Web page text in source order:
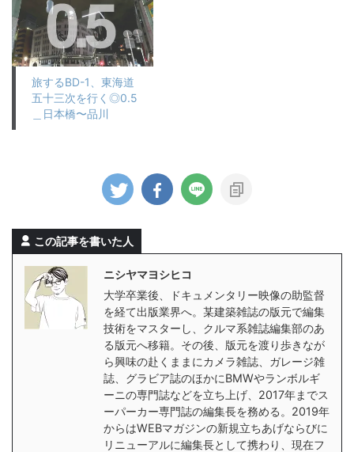
旅するBD-1、東海道
五十三次を行く◎0.5
＿日本橋〜品川
この記事を書いた人
ニシヤマヨシヒコ
大学卒業後、ドキュメンタリー映像の助監督
を経て出版業界へ。某建築雑誌の版元で編集
技術をマスターし、クルマ系雑誌編集部のあ
る版元へ移籍。その後、版元を渡り歩きなが
ら興味の赴くままにカメラ雑誌、ガレージ雑
誌、グラビア誌のほかにBMWやランボルギ
ーニの専門誌などを立ち上げ、2017年までス
ーパーカー専門誌の編集長を務める。2019年
からはWEBマガジンの新規立ちあげならびに
リニューアルに編集長として携わり、現在フ